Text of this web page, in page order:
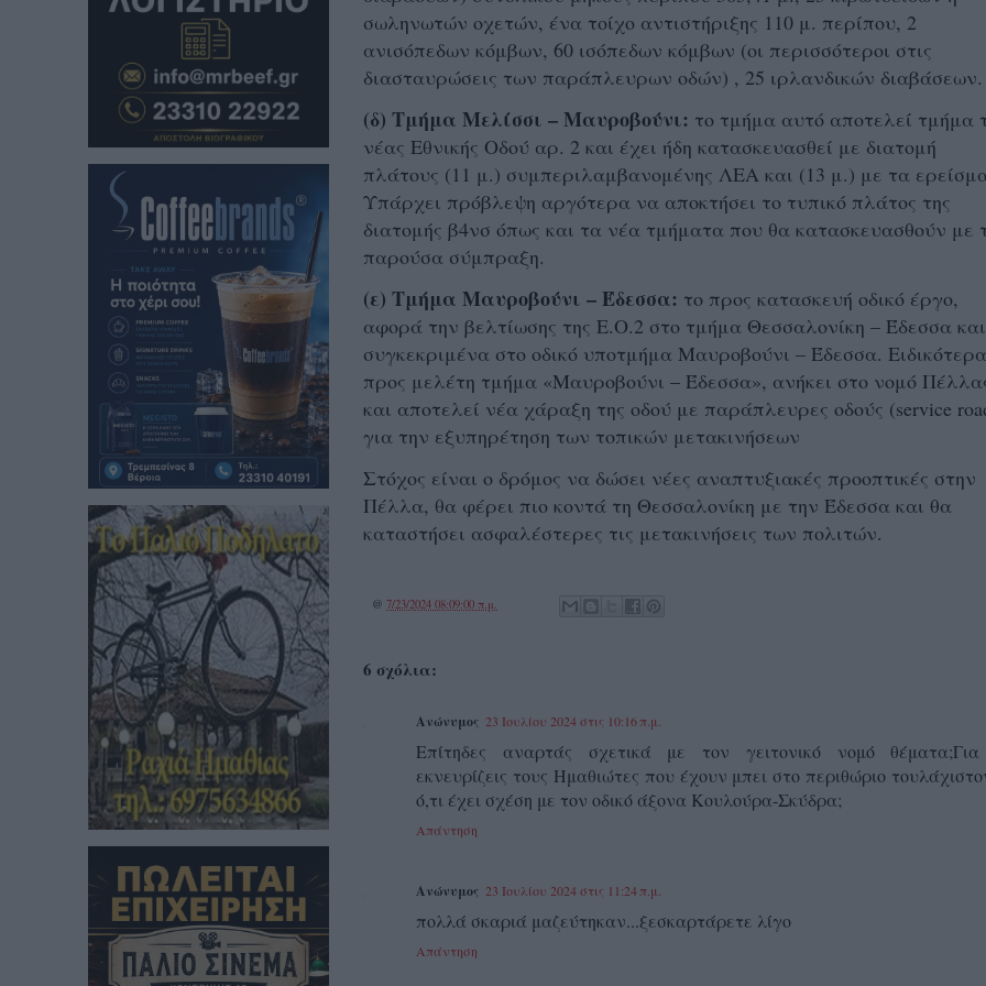
σωληνωτών οχετών, ένα τοίχο αντιστήριξης 110 μ. περίπου, 2
ανισόπεδων κόμβων, 60 ισόπεδων κόμβων (οι περισσότεροι στις
διασταυρώσεις των παράπλευρων οδών) , 25 ιρλανδικών διαβάσεων.
(δ) Τμήμα Μελίσσι – Μαυροβούνι: το τμήμα αυτό αποτελεί τμήμα
νέας Εθνικής Οδού αρ. 2 και έχει ήδη κατασκευασθεί με διατομή
πλάτους (11 μ.) συμπεριλαμβανομένης ΛΕΑ και (13 μ.) με τα
Υπάρχει πρόβλεψη αργότερα να αποκτήσει το τυπικό πλάτος της
διατομής β4νσ όπως και τα νέα τμήματα που θα κατασκευασθούν με
παρούσα σύμπραξη.
(ε) Τμήμα Μαυροβούνι – Έδεσσα: το προς κατασκευή οδικό έργο,
αφορά την βελτίωσης της Ε.Ο.2 στο τμήμα Θεσσαλονίκη – Έδεσσα και
συγκεκριμένα στο οδικό υποτμήμα Μαυροβούνι – Έδεσσα.
προς μελέτη τμήμα «Μαυροβούνι – Έδεσσα», ανήκει στο νομό
και αποτελεί νέα χάραξη της οδού με παράπλευρες οδούς (service
για την εξυπηρέτηση των τοπικών μετακινήσεων
Στόχος είναι ο δρόμος να δώσει νέες αναπτυξιακές προοπτικές στην
Πέλλα, θα φέρει πιο κοντά τη Θεσσαλονίκη με την Έδεσσα και θα
καταστήσει ασφαλέστερες τις μετακινήσεις των πολιτών.
@ 7/23/2024 08:09:00 π.μ.
6 σχόλια:
Ανώνυμος 23 Ιουλίου 2024 στις 10:16 π.μ.
Επίτηδες αναρτάς σχετικά με τον γειτονικό νομό
εκνευρίζεις τους Ημαθιώτες που έχουν μπει στο περιθώριο
ό,τι έχει σχέση με τον οδικό άξονα Κουλούρα-Σκύδρα;
Απάντηση
Ανώνυμος 23 Ιουλίου 2024 στις 11:24 π.μ.
πολλά σκαριά μαζεύτηκαν...ξεσκαρτάρετε λίγο
Απάντηση